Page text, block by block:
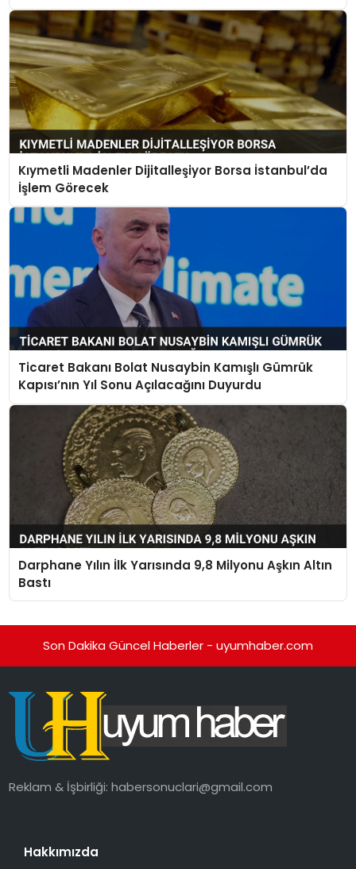
Kıymetli Madenler Dijitalleşiyor Borsa İstanbul’da
İşlem Görecek
Ticaret Bakanı Bolat Nusaybin Kamışlı Gümrük
Kapısı’nın Yıl Sonu Açılacağını Duyurdu
Darphane Yılın İlk Yarısında 9,8 Milyonu Aşkın Altın
Bastı
Son Dakika Güncel Haberler - uyumhaber.com
Reklam & İşbirliği:habersonuclari@gmail.com
Hakkımızda